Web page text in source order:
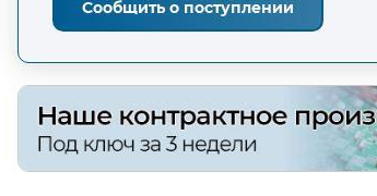
Сообщить о поступлении